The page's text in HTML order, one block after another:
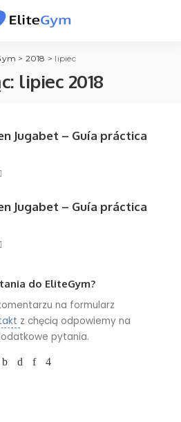
> 2018 > lipiec
lipiec 2018
Jugabet – Guía práctica
Jugabet – Guía práctica
do EliteGym?
na formularz
z chęcią odpowiemy na
pytania.